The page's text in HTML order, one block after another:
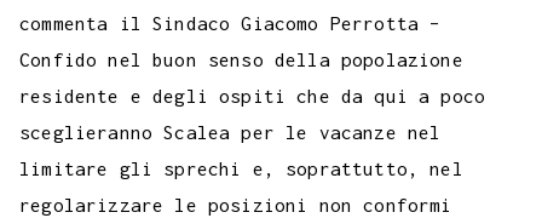
commenta il Sindaco Giacomo Perrotta –
Confido nel buon senso della popolazione
residente e degli ospiti che da qui a poco
sceglieranno Scalea per le vacanze nel
limitare gli sprechi e, soprattutto, nel
regolarizzare le posizioni non conformi